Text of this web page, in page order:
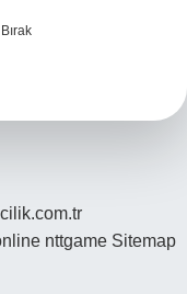
nttgame Sitemap